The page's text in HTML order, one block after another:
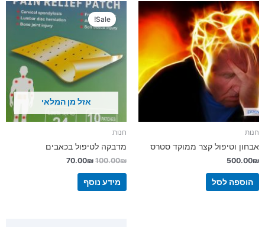
חנות
אבחון וטיפול קצר ממוקד סטרס
500.00₪
הוספה לסל
אזל מן המלאי
Sale!
חנות
מדבקה לטיפול בכאבים
100.00₪
המחיר
המקורי
היה:
70.00₪
המחיר
הנוכחי
הוא:
70.00₪.
מידע נוסף